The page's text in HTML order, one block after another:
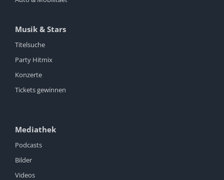
Musik & Stars
Titelsuche
Party Hitmix
Konzerte
Tickets gewinnen
Mediathek
Podcasts
Bilder
Videos